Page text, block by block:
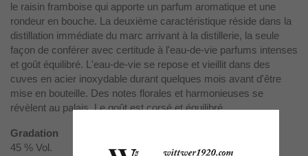
le raisin framboise qui apporte un parfum aromatique et une
rondeur en bouche. La deuxième caractéristique réside dans la
distillation immédiate du marc arrivant à la distillerie, la seule
façon de conférer avec certitude à l'eau-de-vie parfums intenses
et goût équilibré. L'eau-de-vie se repose et vieillit dans des
cuves en acier inoxydable durant quelques mois avant d'être
mise en bouteille. Des notes florales et harmonieuses se
révèlent au palais. Le goût est corsé et équilibré.
Gradation
45 % Vol.